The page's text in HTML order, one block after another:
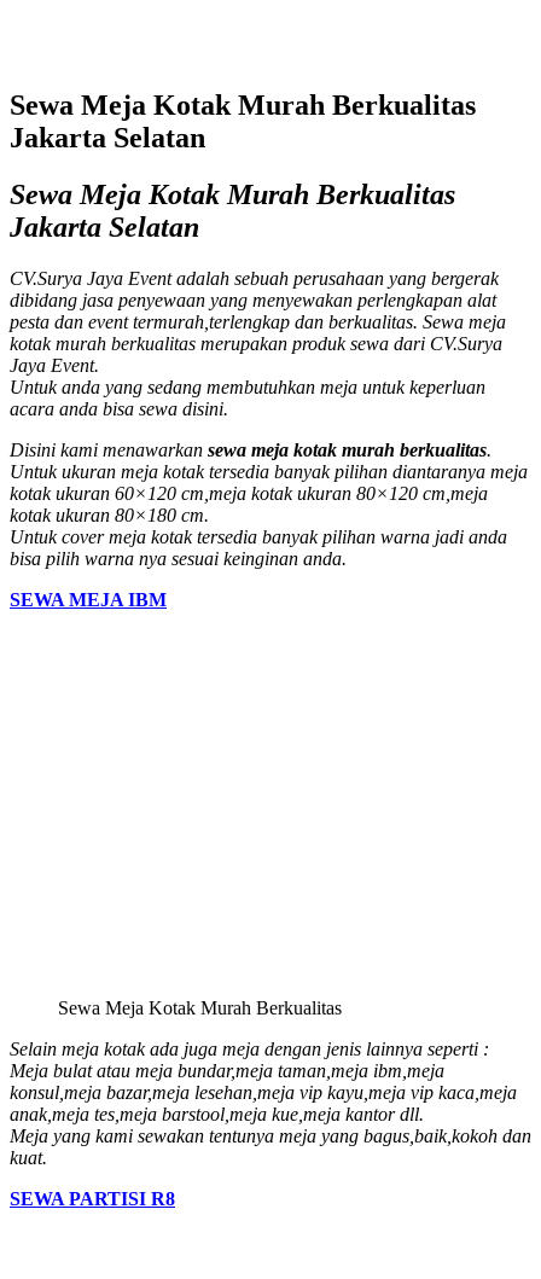
Sewa Meja Kotak Murah Berkualitas
Jakarta Selatan
Sewa Meja Kotak Murah Berkualitas
Jakarta Selatan
CV.Surya Jaya Event adalah sebuah perusahaan yang bergerak
dibidang jasa penyewaan yang menyewakan perlengkapan alat
pesta dan event termurah,terlengkap dan berkualitas. Sewa meja
kotak murah berkualitas merupakan produk sewa dari CV.Surya
Jaya Event.
Untuk anda yang sedang membutuhkan meja untuk keperluan
acara anda bisa sewa disini.
Disini kami menawarkan sewa meja kotak murah berkualitas.
Untuk ukuran meja kotak tersedia banyak pilihan diantaranya meja
kotak ukuran 60×120 cm,meja kotak ukuran 80×120 cm,meja
kotak ukuran 80×180 cm.
Untuk cover meja kotak tersedia banyak pilihan warna jadi anda
bisa pilih warna nya sesuai keinginan anda.
SEWA MEJA IBM
Sewa Meja Kotak Murah Berkualitas
Selain meja kotak ada juga meja dengan jenis lainnya seperti :
Meja bulat atau meja bundar,meja taman,meja ibm,meja
konsul,meja bazar,meja lesehan,meja vip kayu,meja vip kaca,meja
anak,meja tes,meja barstool,meja kue,meja kantor dll.
Meja yang kami sewakan tentunya meja yang bagus,baik,kokoh dan
kuat.
SEWA PARTISI R8